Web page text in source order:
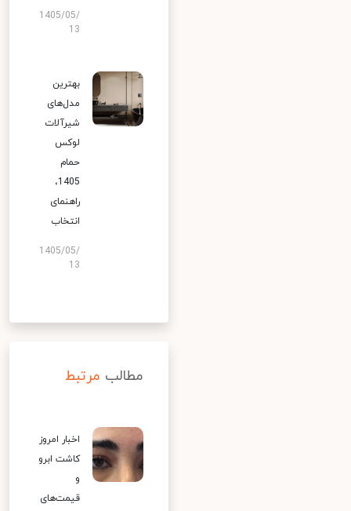
1405/05/
13
بهترین
مدل‌های
شیرآلات
لوکس
حمام
1405،
راهنمای
انتخاب
1405/05/
13
مطالب مرتبط
اخبار امروز
کاشت ابرو
قیمت‌های